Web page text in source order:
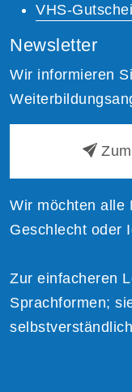
VHS-
Newsletter
Wir informieren
Wir möchten alle
Geschlecht oder
Zur einfacheren
Sprachformen;